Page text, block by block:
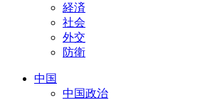
経済
社会
外交
防衛
中国
中国政治